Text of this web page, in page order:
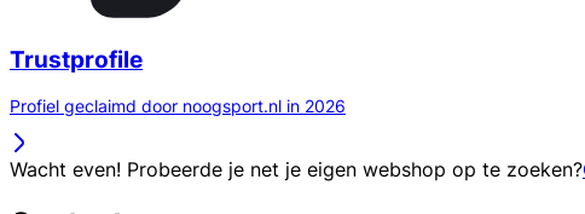
Trustprofile
Profiel geclaimd door noogsport.nl in 2026
Wacht even! Probeerde je net je eigen webshop op te zoeken?